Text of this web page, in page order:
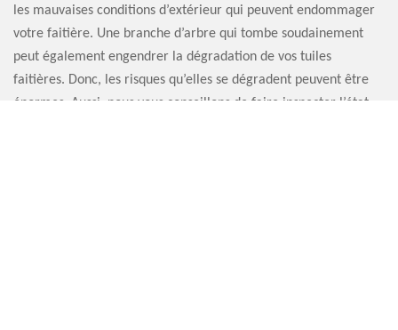
les mauvaises conditions d’extérieur qui peuvent endommager
votre faitière. Une branche d’arbre qui tombe soudainement
peut également engendrer la dégradation de vos tuiles
faitières. Donc, les risques qu’elles se dégradent peuvent être
énormes. Aussi, nous vous conseillons de faire inspecter l’état